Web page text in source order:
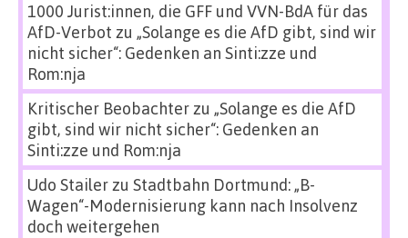
1000 Jurist:innen, die GFF und VVN-BdA für das
AfD-Verbot zu „Solange es die AfD gibt, sind wir
nicht sicher“: Gedenken an Sinti:zze und
Rom:nja
Kritischer Beobachterzu „Solange es die AfD
gibt, sind wir nicht sicher“: Gedenken an
Sinti:zze und Rom:nja
Udo Stailerzu Stadtbahn Dortmund: „B-
Wagen“-Modernisierung kann nach Insolvenz
doch weitergehen